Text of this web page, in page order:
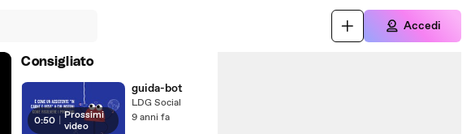
Accedi
Consigliato
0:50
Prossimi
video
guida-bot
LDG Social
9 anni fa